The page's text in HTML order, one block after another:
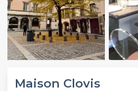
Play
Video
Maison Clovis